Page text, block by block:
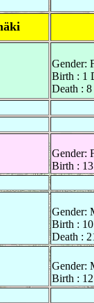
Gender:
Birth : 1
Death :
Gender:
Birth : 13
Gender:
Birth :
Death :
Gender:
Birth :